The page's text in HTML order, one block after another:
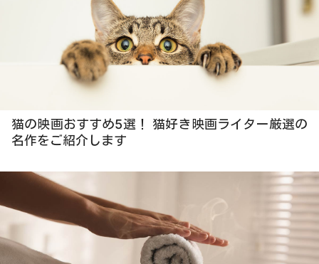
猫の映画おすすめ5選！ 猫好き映画ライター厳選の
名作をご紹介します